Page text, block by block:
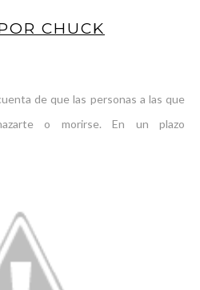
CHUCK
de que las perso­nas a las que
o morirse. En un plazo